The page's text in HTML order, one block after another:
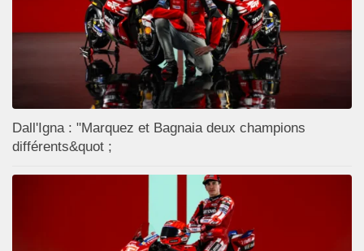
Dall'Igna : "Marquez et Bagnaia deux champions
différents&quot ;